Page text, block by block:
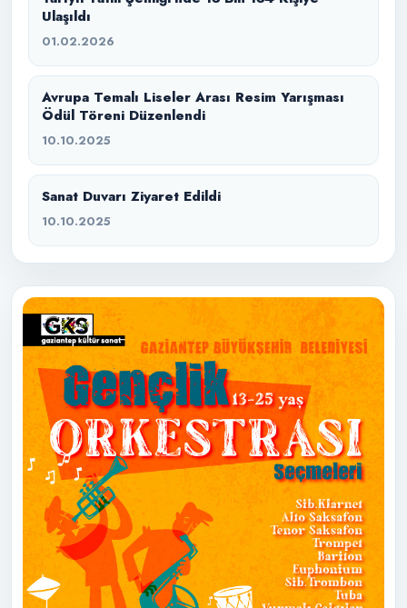
Ulaşıldı
01.02.2026
Avrupa Temalı Liseler Arası Resim Yarışması
Ödül Töreni Düzenlendi
10.10.2025
Sanat Duvarı Ziyaret Edildi
10.10.2025